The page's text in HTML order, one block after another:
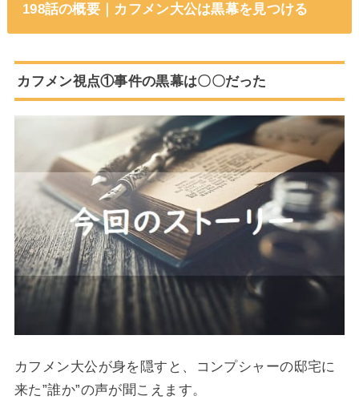
198話の概要｜カフメン大公は黒幕を見つける
カフメン視点①事件の黒幕は〇〇だった
カフメン大公が身を隠すと、コンプシャーの邸宅に
来た”誰か”の声が聞こえます。